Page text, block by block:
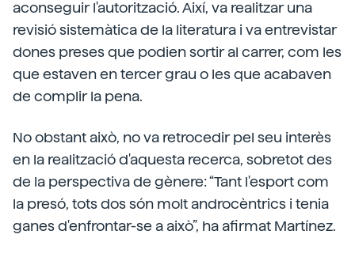
aconseguir l'autorització. Així, va realitzar una
revisió sistemàtica de la literatura i va entrevistar
dones preses que podien sortir al carrer, com les
que estaven en tercer grau o les que acabaven
de complir la pena.
No obstant això, no va retrocedir pel seu interès
en la realització d'aquesta recerca, sobretot des
de la perspectiva de gènere: “Tant l'esport com
la presó, tots dos són molt androcèntrics i tenia
ganes d'enfrontar-se a això”, ha afirmat Martínez.